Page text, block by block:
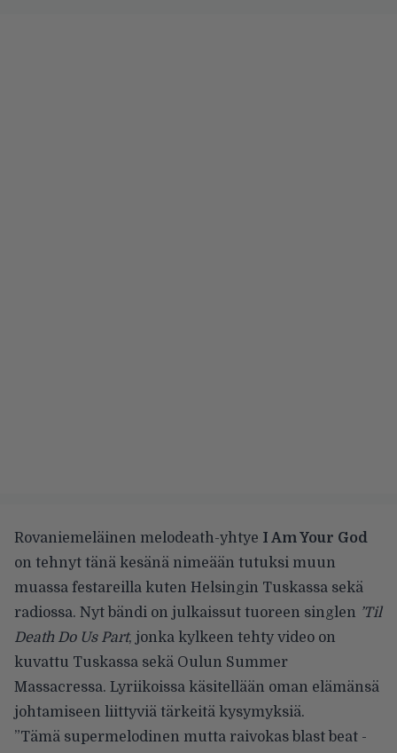
Rovaniemeläinen melodeath-yhtye I Am Your God
on tehnyt tänä kesänä nimeään tutuksi muun
muassa festareilla kuten Helsingin Tuskassa sekä
radiossa. Nyt bändi on julkaissut tuoreen singlen ’Til
Death Do Us Part, jonka kylkeen tehty video on
kuvattu Tuskassa sekä Oulun Summer
Massacressa. Lyriikoissa käsitellään oman elämänsä
johtamiseen liittyviä tärkeitä kysymyksiä.
”Tämä supermelodinen mutta raivokas blast beat -